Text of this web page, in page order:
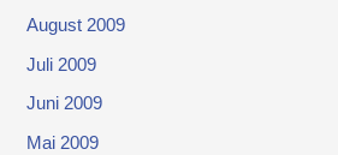
August 2009
Juli 2009
Juni 2009
Mai 2009